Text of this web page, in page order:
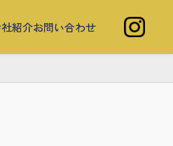
紹介お問い合わせ